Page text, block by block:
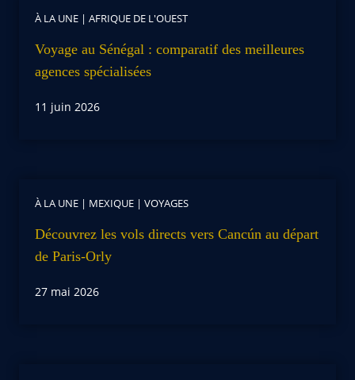
À LA UNE | AFRIQUE DE L'OUEST
Voyage au Sénégal : comparatif des meilleures
agences spécialisées
11 juin 2026
À LA UNE | MEXIQUE | VOYAGES
Découvrez les vols directs vers Cancún au départ
de Paris-Orly
27 mai 2026